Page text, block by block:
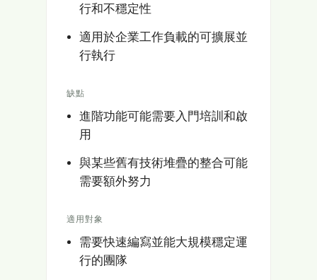
行和不穩定性
適用於企業工作負載的可擴展並
行執行
缺點
進階功能可能需要入門培訓和啟
用
與某些舊有技術堆疊的整合可能
需要額外努力
適用對象
需要快速編寫並能大規模穩定運
行的團隊